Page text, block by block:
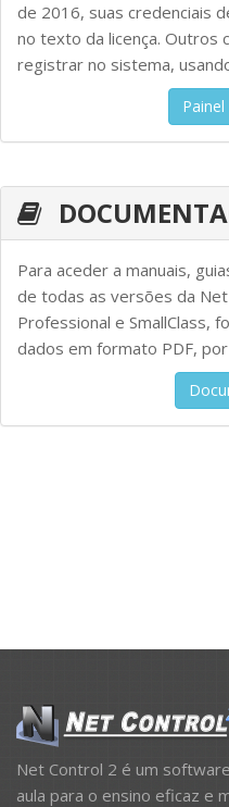
de 2016, suas credenciais
no texto da licença. Outros
registrar no sistema,
Para aceder a manuais,
de todas as versões da Net
Professional e SmallClass,
dados em formato PDF,
Net Control 2 é um
aula para o ensino eficaz e